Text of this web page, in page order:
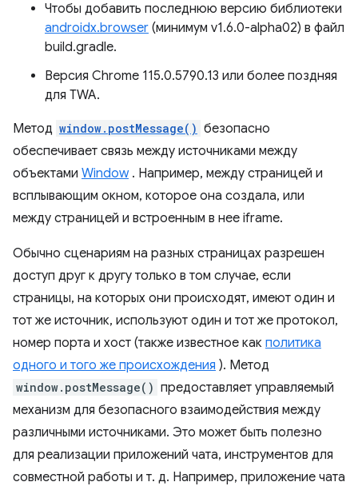
Чтобы добавить последнюю версию библиотеки
androidx.browser (минимум v1.6.0-alpha02) в файл
build.gradle.
Версия Chrome 115.0.5790.13 или более поздняя
для TWA.
Метод window.postMessage() безопасно
обеспечивает связь между источниками между
объектами Window. Например, между страницей и
всплывающим окном, которое она создала, или
между страницей и встроенным в нее iframe.
Обычно сценариям на разных страницах разрешен
доступ друг к другу только в том случае, если
страницы, на которых они происходят, имеют один и
тот же источник, используют один и тот же протокол,
номер порта и хост (также известное как политика
одного и того же происхождения ). Метод
window.postMessage() предоставляет управляемый
механизм для безопасного взаимодействия между
различными источниками. Это может быть полезно
для реализации приложений чата, инструментов для
совместной работы и т. д. Например, приложение чата